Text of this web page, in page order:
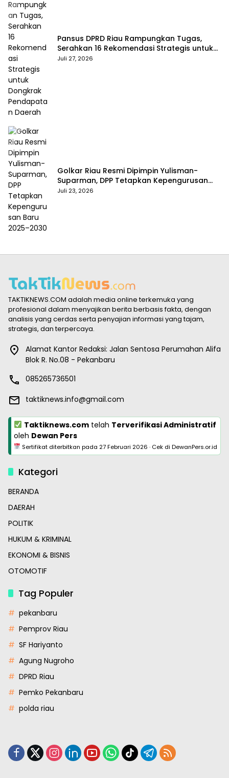
Pansus DPRD Riau Rampungkan Tugas,
Serahkan 16 Rekomendasi Strategis untuk
Dongkrak Pendapatan Daerah
Juli 27, 2026
Golkar Riau Resmi Dipimpin Yulisman-
Suparman, DPP Tetapkan Kepengurusan
Baru 2025–2030
Juli 23, 2026
TAKTIKNEWS.COM adalah media online terkemuka yang
profesional dalam menyajikan berita berbasis fakta, dengan
analisis yang cerdas serta penyajian informasi yang tajam,
strategis, dan terpercaya.
Alamat Kantor Redaksi: Jalan Sentosa Perumahan Alifa
Blok R. No.08 - Pekanbaru
085265736501
taktiknews.info@gmail.com
Taktiknews.comtelah Terverifikasi Administratif
oleh Dewan Pers
Sertifikat diterbitkan pada 27 Februari 2026 · Cek di DewanPers.or.id
Kategori
BERANDA
DAERAH
POLITIK
HUKUM & KRIMINAL
EKONOMI & BISNIS
OTOMOTIF
Tag Populer
pekanbaru
Pemprov Riau
SF Hariyanto
Agung Nugroho
DPRD Riau
Pemko Pekanbaru
polda riau